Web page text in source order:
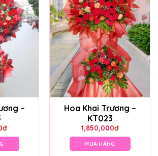
–
đ
Hoa Khai Trương –
KT023
1,850,000đ
MUA HÀNG